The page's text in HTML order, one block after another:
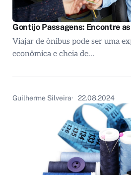
Gontijo Passagens: Encontre
Viajar de ônibus pode ser uma
econômica e cheia de…
Guilherme Silveira 22.08.2024